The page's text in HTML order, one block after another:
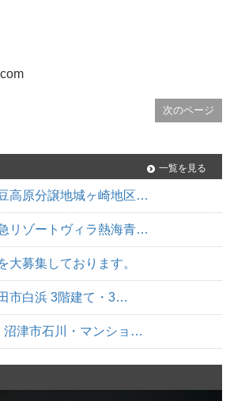
次のページ
一覧を見る
高原分譲地城ヶ崎地区…
リゾートヴィラ熱海青…
大募集しております。
市白浜 3階建て・3…
沼津市石川・マンショ…